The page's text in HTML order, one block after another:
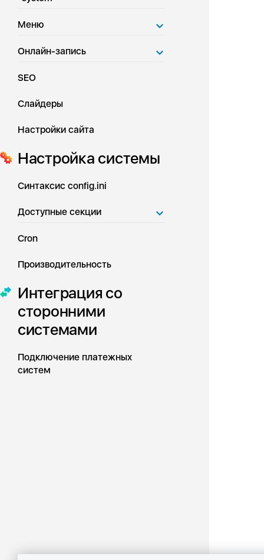
Меню
Онлайн-запись
SEO
Слайдеры
Настройки сайта
Настройка системы
Синтаксис config.ini
Доступные секции
Cron
Производительность
Интеграция со
сторонними
системами
Подключение платежных
систем